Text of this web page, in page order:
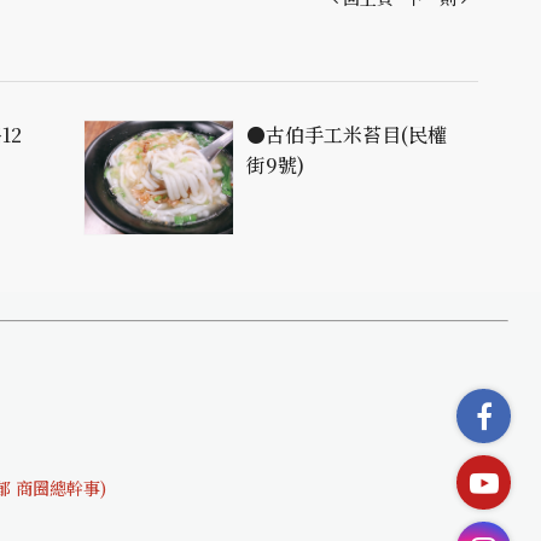
●古伯手工米苔目(民權
街9號)
商圈總幹事)